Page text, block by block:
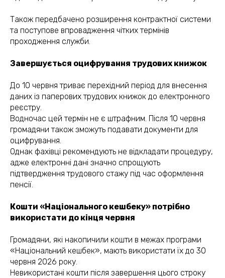
Також передбачено розширення контрактної системи
та поступове впровадження чітких термінів
проходження служби.
Завершується оцифрування трудових книжок
До 10 червня триває перехідний період для внесення
даних із паперових трудових книжок до електронного
реєстру.
Водночас цей термін не є штрафним. Після 10 червня
громадяни також зможуть подавати документи для
оцифрування.
Однак фахівці рекомендують не відкладати процедуру,
адже електронні дані значно спрощують
підтвердження трудового стажу під час оформлення
пенсії.
Кошти «Національного кешбеку» потрібно
використати до кінця червня
Громадяни, які накопичили кошти в межах програми
«Національний кешбек», мають використати їх до 30
червня 2026 року.
Невикористані кошти після завершення цього строку